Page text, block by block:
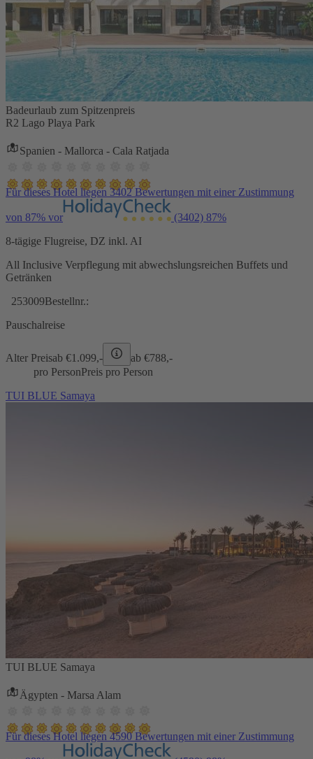
Badeurlaub zum Spitzenpreis
R2 Lago Playa Park
Spanien - Mallorca - Cala Ratjada
Für dieses Hotel liegen 3402 Bewertungen mit einer Zustimmung
von 87% vor (3402) 87%
8-tägige Flugreise, DZ inkl. AI
All Inclusive Verpflegung mit abwechslungsreichen Buffets und
Getränken
253009Bestellnr.:
Pauschalreise
Alter Preisab €1.099,- ab €788,-
pro PersonPreis pro Person
TUI BLUE Samaya
TUI BLUE Samaya
Ägypten - Marsa Alam
Für dieses Hotel liegen 4590 Bewertungen mit einer Zustimmung